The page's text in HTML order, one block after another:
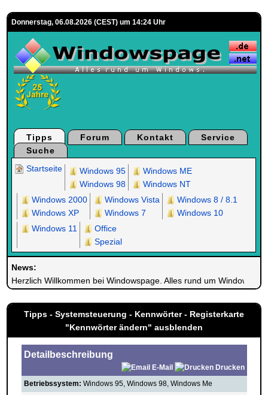
Donnerstag, 06.08.2026 (CEST) um 14:24 Uhr
Tipps Forum Kontakt
Service
Suche
Startseite
Windows 95
Windows 98
Windows ME
Windows NT
Windows 2000
Windows XP
Windows Vista
Windows 7
Windows 8 / 8.1
Windows 10
Windows 11
Office
Spezial
News:
Herzlich Willkommen bei Windowspage. Alles rund um Windows.
Tipps - Systemsteuerung - Kennwörter - Registerkarte
"Kennwörter ändern" ausblenden
Detailbeschreibung
E-Mail
Drucken
Betriebssystem: Windows 95, Windows 98, Windows Me